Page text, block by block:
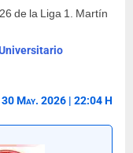
de la Liga 1. Martín
May. 2026 | 22:04 H